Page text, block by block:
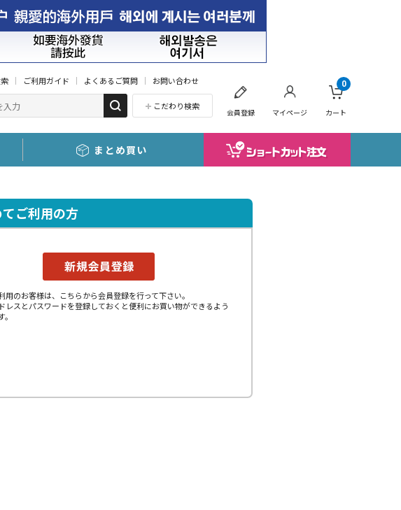
ご利用ガイド よくあるご質問 お問い合わせ
こだわり検索
会員登録 マイページ カート
0
まとめ買い
ご利用の方
用のお客様は、こちらから会員登録を行って下さい。
レスとパスワードを登録しておくと便利にお買い物ができるよう